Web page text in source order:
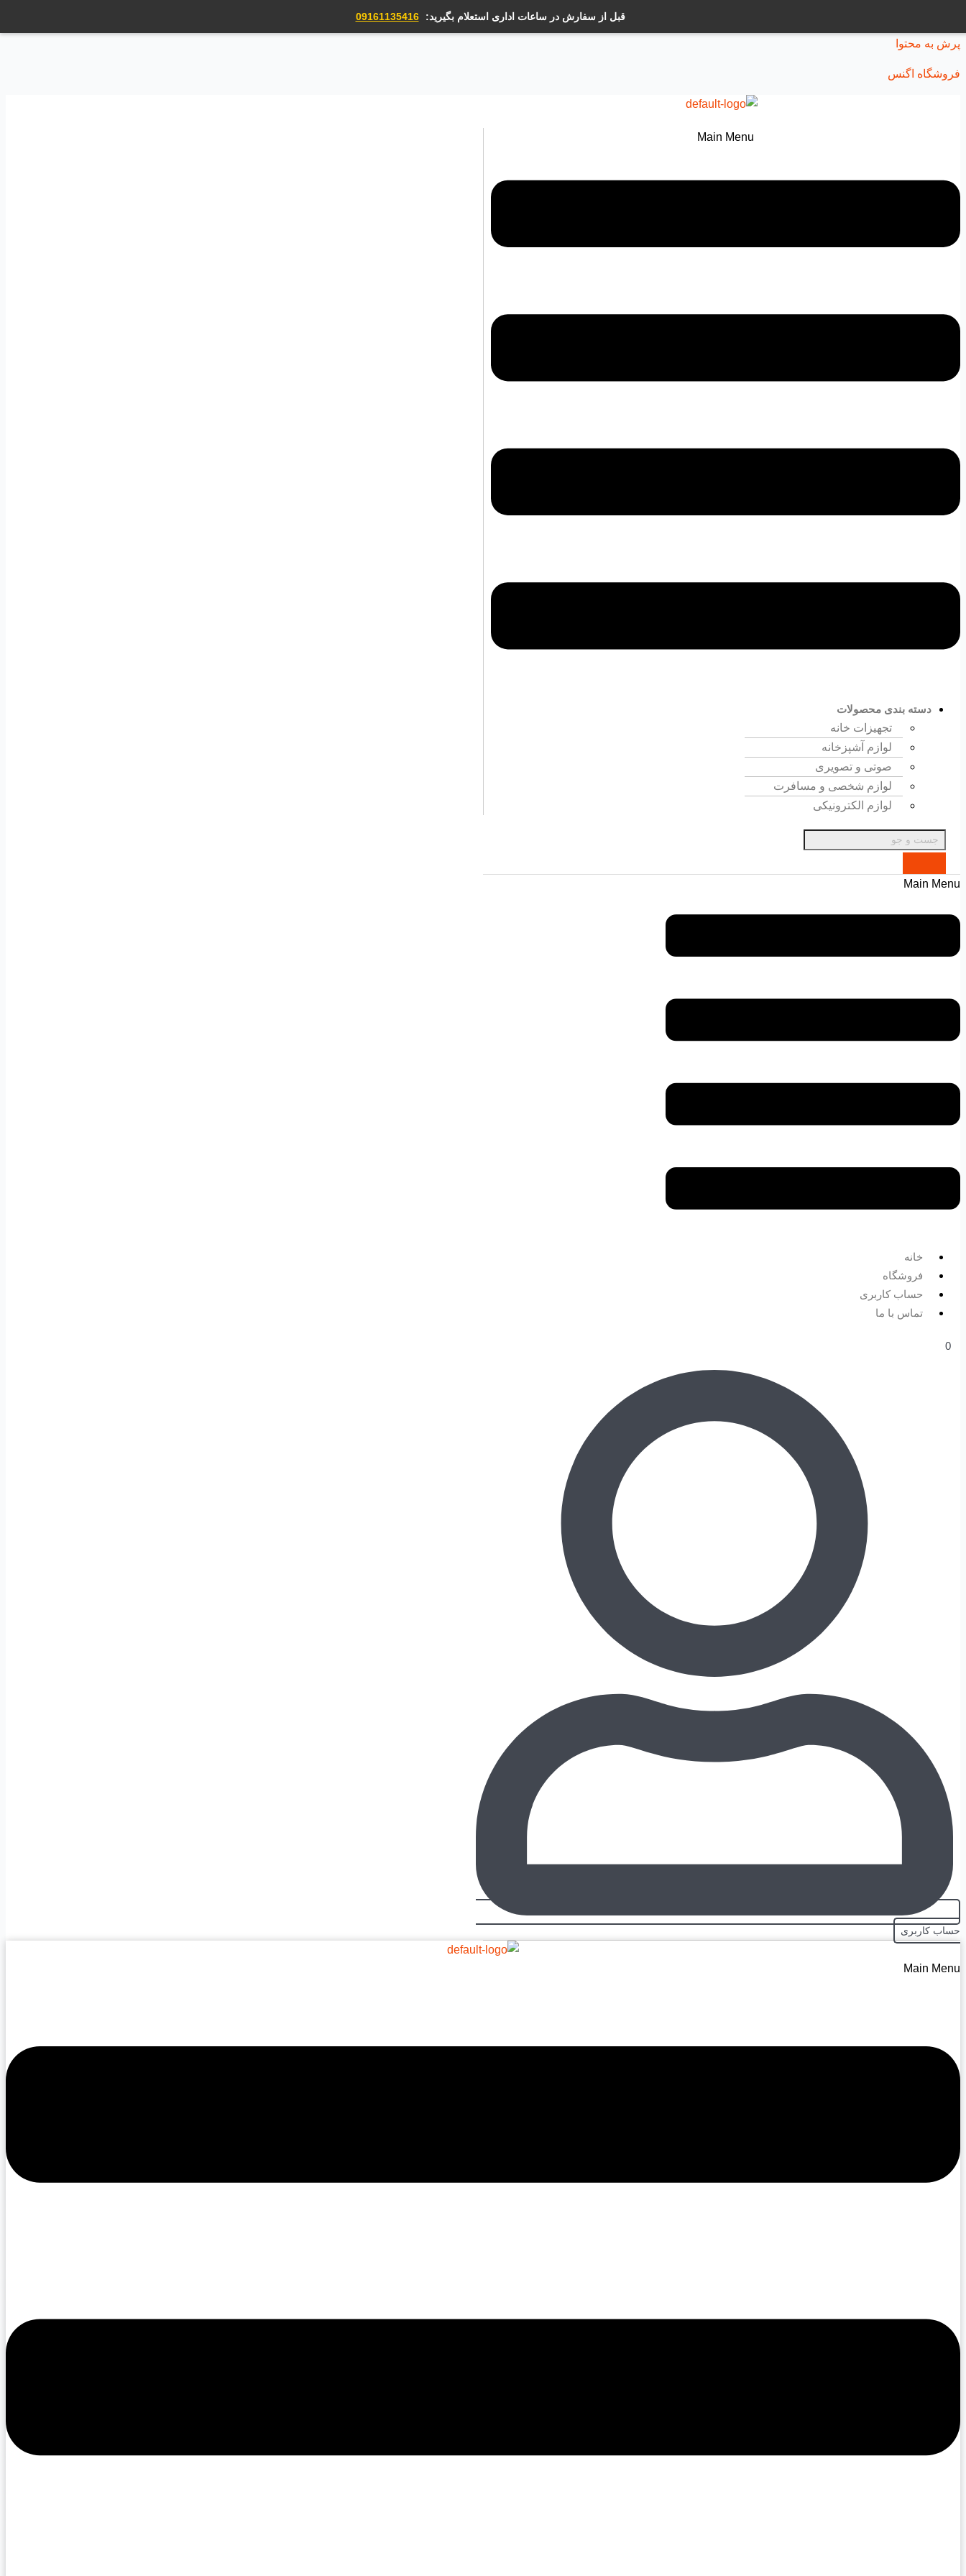
قبل از سفارش در ساعات اداری استعلام بگیرید: 09161135416
پرش به محتوا
فروشگاه اگنس
Main Menu
دسته بندی محصولات
تجهیزات خانه
لوازم آشپزخانه
صوتی و تصویری
لوازم شخصی و مسافرت
لوازم الکترونیکی
Main Menu
خانه
فروشگاه
حساب کاربری
تماس با ما
0
حساب کاربری
Main Menu